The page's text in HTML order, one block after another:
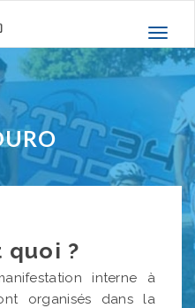
la
quoi ?
interne à
organisés dans la